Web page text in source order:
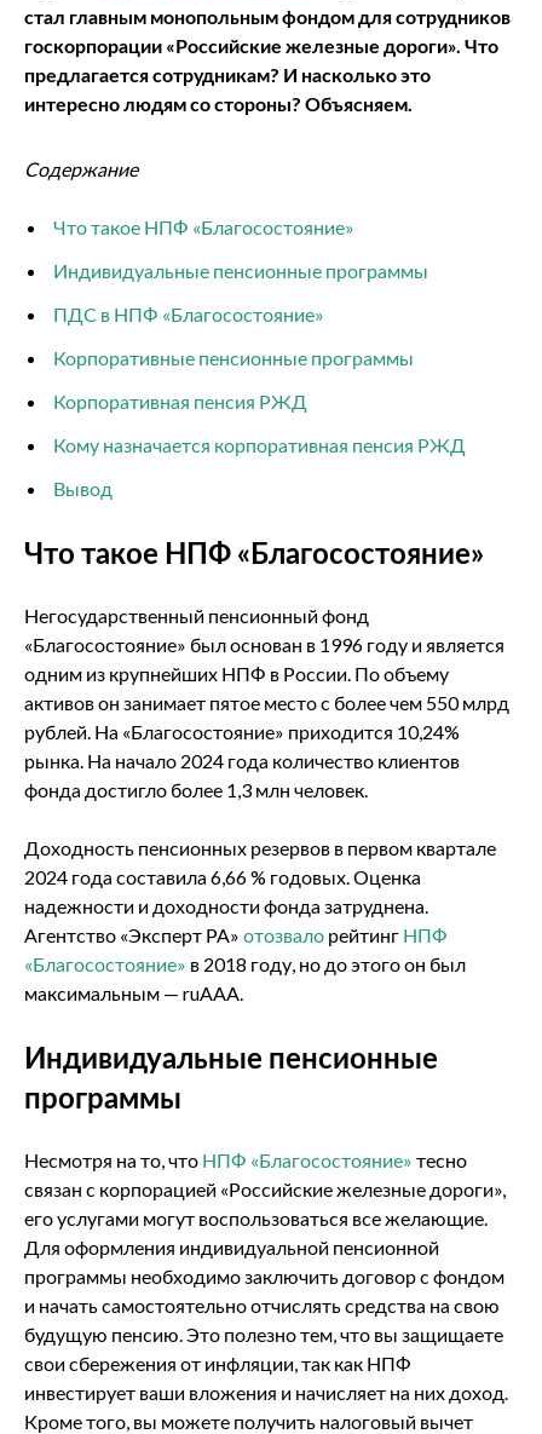
стал главным монопольным фондом для сотрудников
госкорпорации «Российские железные дороги». Что
предлагается сотрудникам? И насколько это
интересно людям со стороны? Объясняем.
Содержание
Что такое НПФ «Благосостояние»
Индивидуальные пенсионные программы
ПДС в НПФ «Благосостояние»
Корпоративные пенсионные программы
Корпоративная пенсия РЖД
Кому назначается корпоративная пенсия РЖД
Вывод
Что такое НПФ «Благосостояние»
Негосударственный пенсионный фонд
«Благосостояние» был основан в 1996 году и является
одним из крупнейших НПФ в России. По объему
активов он занимает пятое место с более чем 550 млрд
рублей. На «Благосостояние» приходится 10,24%
рынка. На начало 2024 года количество клиентов
фонда достигло более 1,3 млн человек.
Доходность пенсионных резервов в первом квартале
2024 года составила 6,66 % годовых. Оценка
надежности и доходности фонда затруднена.
Агентство «Эксперт РА» отозвало рейтинг НПФ
«Благосостояние» в 2018 году, но до этого он был
максимальным — ruAAA.
Индивидуальные пенсионные
программы
Несмотря на то, что НПФ «Благосостояние» тесно
связан с корпорацией «Российские железные дороги»,
его услугами могут воспользоваться все желающие.
Для оформления индивидуальной пенсионной
программы необходимо заключить договор с фондом
и начать самостоятельно отчислять средства на свою
будущую пенсию. Это полезно тем, что вы защищаете
свои сбережения от инфляции, так как НПФ
инвестирует ваши вложения и начисляет на них доход.
Кроме того, вы можете получить налоговый вычет